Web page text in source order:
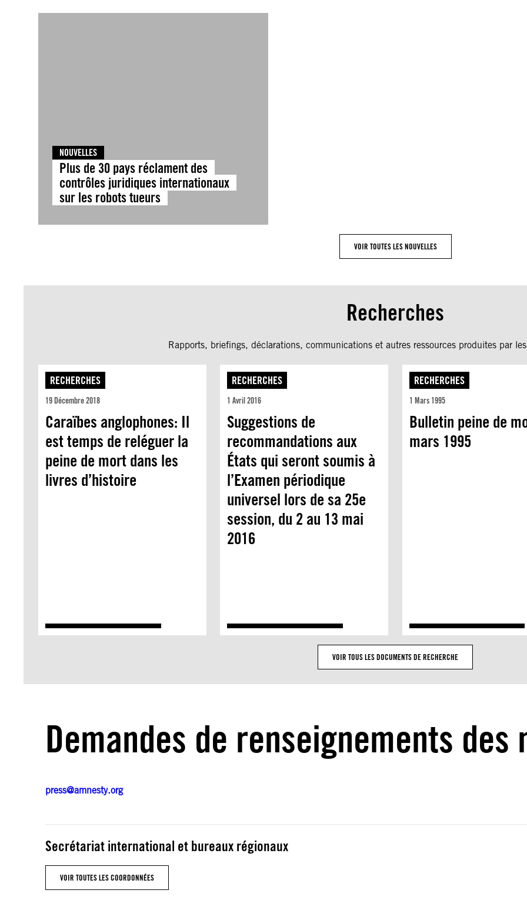
NOUVELLES
Plus de 30 pays réclament des
contrôles juridiques internationaux
sur les robots tueurs
VOIR TOUTES LES NOUVELLES
Recherches
Rapports, briefings, déclarations, communications et autres ressources produites par
RECHERCHES
19 Décembre 2018
Caraïbes anglophones: Il
est temps de reléguer la
peine de mort dans les
livres d’histoire
RECHERCHES
1 Avril 2016
Suggestions de
recommandations aux
États qui seront soumis à
l’Examen périodique
universel lors de sa 25e
session, du 2 au 13 mai
2016
RECHERCHES
1 Mars 1995
Bulletin peine de
mars 1995
VOIR TOUS LES DOCUMENTS DE RECHERCHE
Demandes de renseignements des
press@amnesty.org
Secrétariat international et bureaux régionaux
VOIR TOUTES LES COORDONNÉES